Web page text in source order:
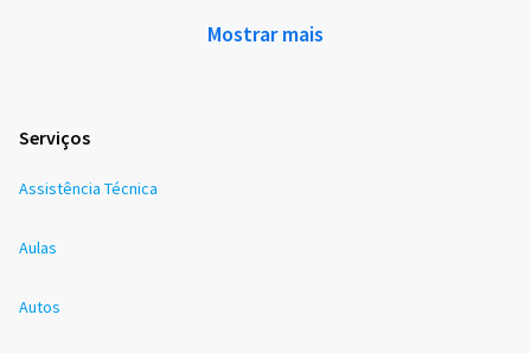
Mostrar mais
Serviços
Assistência Técnica
Aulas
Autos